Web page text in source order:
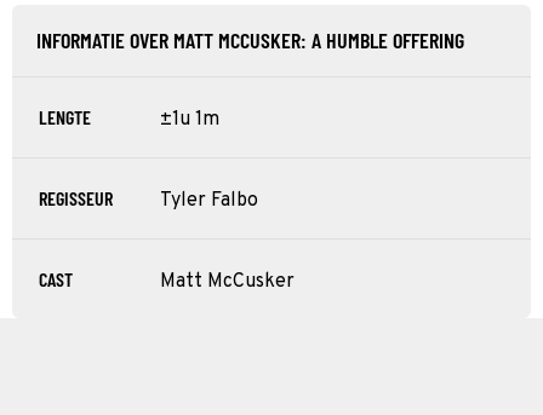
INFORMATIE OVER MATT MCCUSKER: A HUMBLE OFFERING
LENGTE ±1u 1m
REGISSEUR Tyler Falbo
CAST Matt McCusker